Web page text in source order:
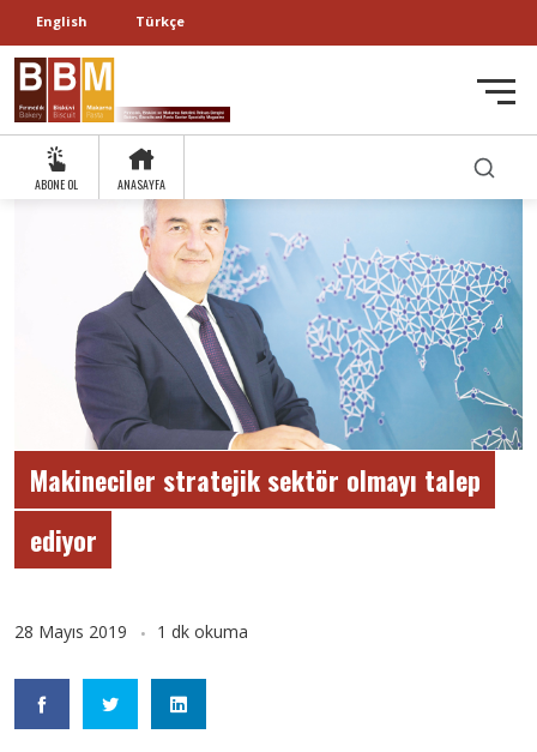
English Türkçe
ABONE OL ANASAYFA
Makineciler stratejik sektör olmayı talep
ediyor
28 Mayıs 2019 1 dk okuma